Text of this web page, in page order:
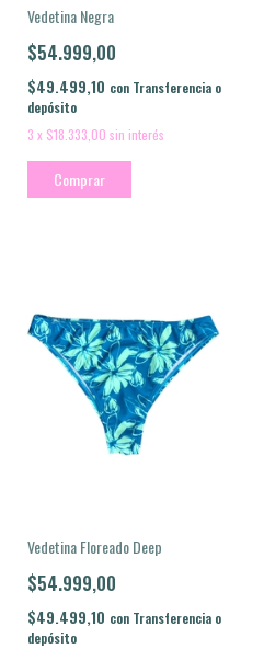
Vedetina Negra
$54.999,00
$49.499,10 con Transferencia o
depósito
3 x $18.333,00 sin interés
Comprar
Vedetina Floreado Deep
$54.999,00
$49.499,10 con Transferencia o
depósito